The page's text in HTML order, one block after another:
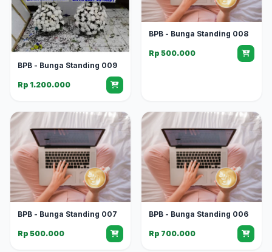
BPB - Bunga Standing 009
Rp 1.200.000
BPB - Bunga Standing 008
Rp 500.000
BPB - Bunga Standing 007
Rp 500.000
BPB - Bunga Standing 006
Rp 700.000